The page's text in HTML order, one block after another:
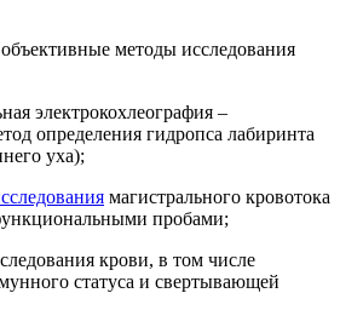
методы исследования
электрокохлеография –
определения гидропса лабиринта
уха);
магистрального кровотока
пробами;
крови, в том числе
статуса и свертывающей